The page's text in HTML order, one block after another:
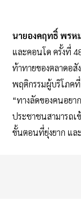
นายองคฤทธิ์ พรห
และคอนโด ครั้งที่
ท้าทายของตลาดอ
พฤติกรรมผู้บริโภคที่
“ทางลัดของคนอย
ประชาชนสามารถเ
ขั้นตอนที่ยุ่งยาก แล